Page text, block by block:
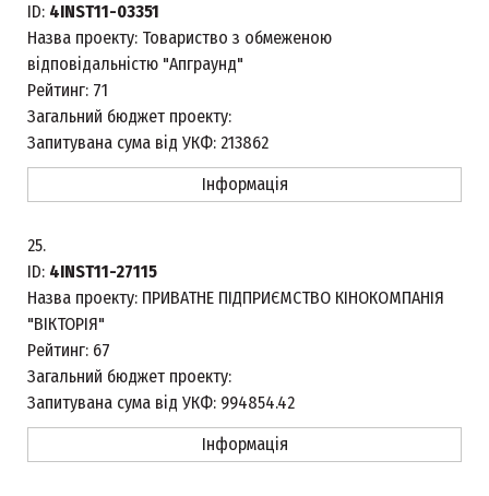
ID: 4INST11-03351
Назва проекту: Товариство з обмеженою
відповідальністю "Апграунд"
Рейтинг: 71
Загальний бюджет проекту:
Запитувана сума від УКФ: 213862
Інформація
25.
ID: 4INST11-27115
Назва проекту: ПРИВАТНЕ ПІДПРИЄМСТВО КІНОКОМПАНІЯ
"ВІКТОРІЯ"
Рейтинг: 67
Загальний бюджет проекту:
Запитувана сума від УКФ: 994854.42
Інформація